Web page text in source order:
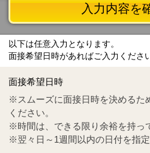
Tel
0570-55-0314
入力内容を
以下は任意入力となります。
面接希望日時があればご入力ください
面接希望日時
※スムーズに面接日時を決めるた
ください。
※時間は、できる限り余裕を持っ
※翌々日～1週間以内の日付を指定